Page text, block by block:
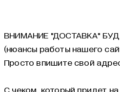
ВНИМАНИЕ "ДОСТАВКА"
(нюансы работы нашего
Просто впишите свой